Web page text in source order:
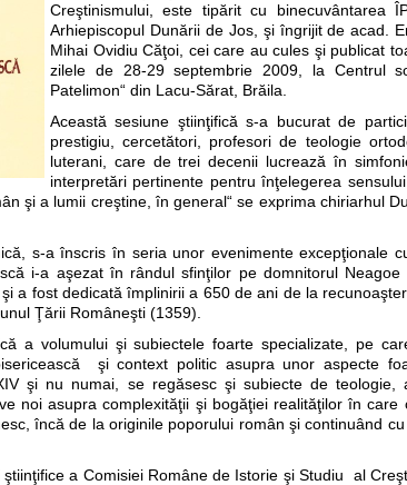
Creştinismului, este tipărit cu binecuvântarea
Arhiepiscopul Dunării de Jos, şi îngrijit de acad.
Mihai Ovidiu Căţoi, cei care au cules şi publicat
zilele de 28-29 septembrie 2009, la Centrul
Patelimon“ din Lacu-Sărat, Brăila.
Această sesiune ştiinţifică s-a bucurat de
prestigiu, cercetători, profesori de teologie
luterani, care de trei decenii lucrează în
interpretări pertinente pentru înţelegerea
şi a lumii creştine, în general“ se exprima chiriarhul
s-a înscris în seria unor evenimente excepţionale
i-a aşezat în rândul sfinţilor pe domnitorul
a fost dedicată împlinirii a 650 de ani de la
Ţării Româneşti (1359).
a volumului şi subiectele foarte specializate, pe
şi context politic asupra unor aspecte
şi nu numai, se regăsesc şi subiecte de teologie,
noi asupra complexităţii şi bogăţiei realităţilor în care
încă de la originile poporului român şi continuând
a Comisiei Române de Istorie şi Studiu al